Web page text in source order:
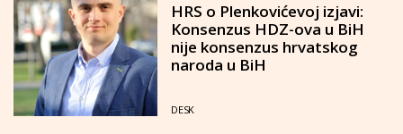
HRS o Plenkovićevoj izjavi:
Konsenzus HDZ-ova u BiH
nije konsenzus hrvatskog
naroda u BiH
DESK